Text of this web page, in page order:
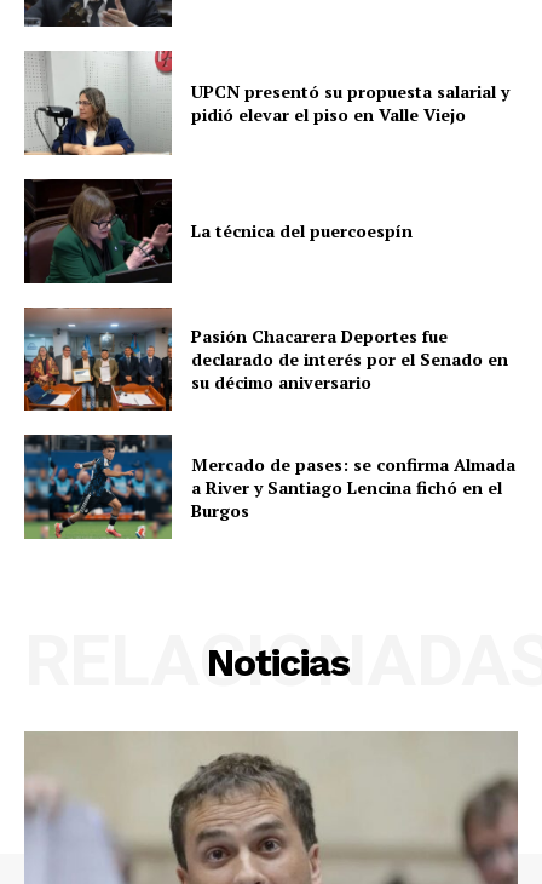
UPCN presentó su propuesta salarial y
pidió elevar el piso en Valle Viejo
La técnica del puercoespín
Pasión Chacarera Deportes fue
declarado de interés por el Senado en
su décimo aniversario
Mercado de pases: se confirma Almada
a River y Santiago Lencina fichó en el
Burgos
Noticias